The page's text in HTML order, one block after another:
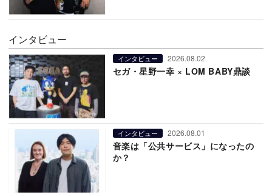
インタビュー
インタビュー 2026.08.02
セガ・星野一幸 × LOM BABY鼎談
インタビュー 2026.08.01
音楽は「公共サービス」になったの
か？